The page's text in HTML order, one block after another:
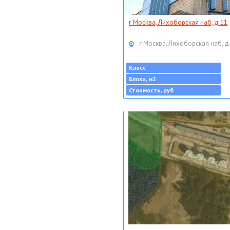
г Москва, Лихоборская наб, д 11
г Москва, Лихоборская наб,
Класс
Блоки, м2
Стоимость, руб